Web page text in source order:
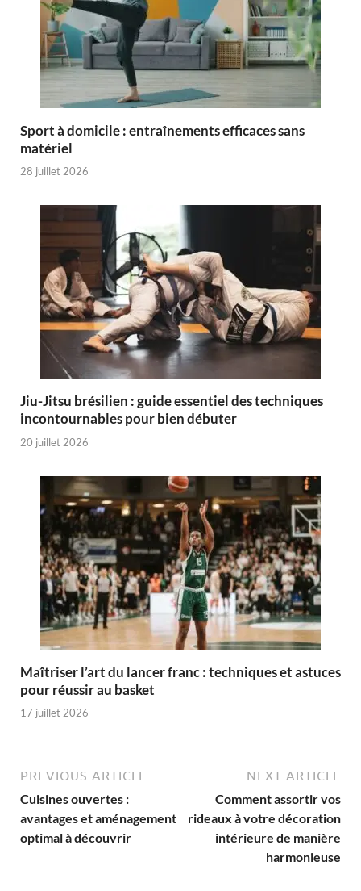
Sport à domicile : entraînements efficaces sans
matériel
28 juillet 2026
Jiu-Jitsu brésilien : guide essentiel des techniques
incontournables pour bien débuter
20 juillet 2026
Maîtriser l’art du lancer franc : techniques et astuces
pour réussir au basket
17 juillet 2026
PREVIOUS ARTICLE
Cuisines ouvertes :
avantages et aménagement
optimal à découvrir
NEXT ARTICLE
Comment assortir vos
rideaux à votre décoration
intérieure de manière
harmonieuse